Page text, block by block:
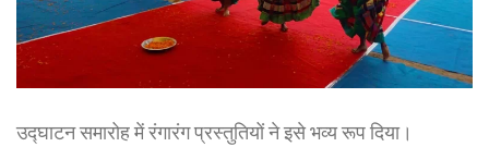
उद्घाटन समारोह में रंगारंग प्रस्तुतियों ने इसे भव्य रूप दिया।